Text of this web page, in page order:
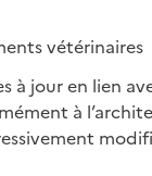
vétérinaires
jour en lien
à